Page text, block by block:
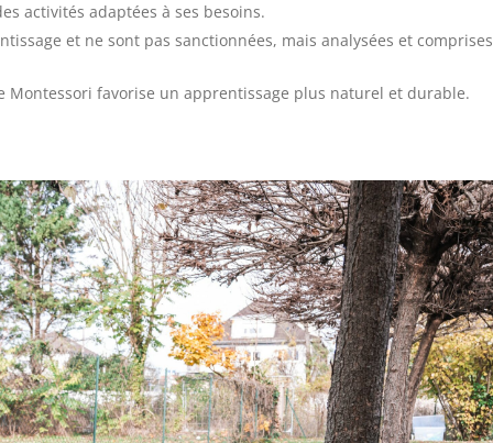
activités adaptées à ses besoins.
et ne sont pas sanctionnées, mais analysées et
favorise un apprentissage plus naturel et durable.